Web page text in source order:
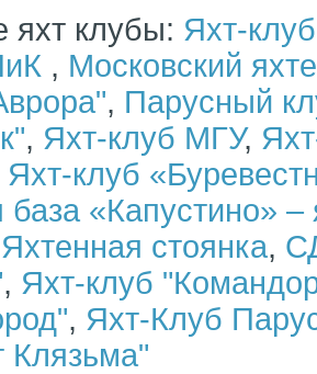
клубы: Яхт-
, Московский
, Парусный
, Яхт-клуб МГУ,
Яхт-клуб
база «Капустино»
Яхтенная стоянка,
, Яхт-клуб
, Яхт-Клуб
Клязьма"